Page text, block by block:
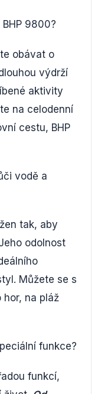
9800?
obávat o
výdrží
aktivity
na celodenní
cestu, BHP
vodě a
tak, aby
odolnost
Můžete se s
na pláž
funkce?
funkcí,